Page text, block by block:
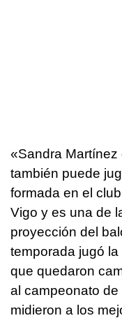
«Sandra Martínez
también puede
formada en el
Vigo y es una de
proyección del
temporada jugó
que quedaron
al campeonato
midieron a los